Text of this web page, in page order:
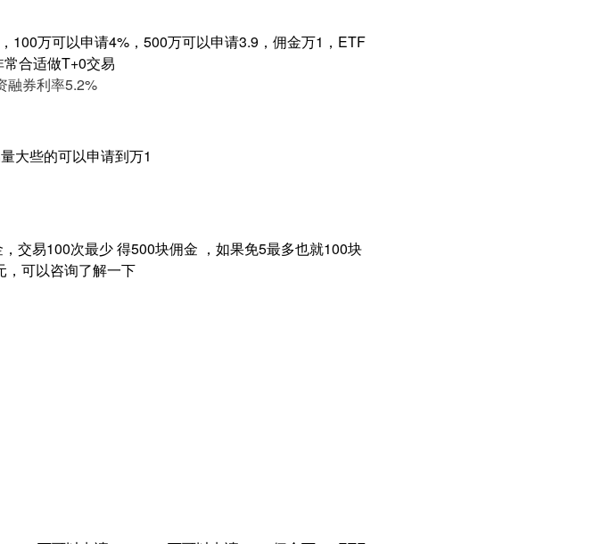
100万可以申请4%，500万可以申请3.9，佣金万1，ETF
合适做T+0交易
融券利率5.2%
大些的可以申请到万1
交易100次最少 得500块佣金 ，如果免5最多也就100块
，可以咨询了解一下